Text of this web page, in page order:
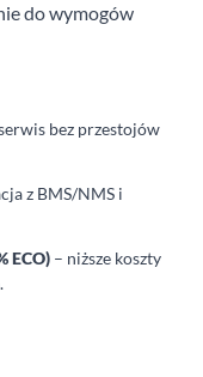
do wymogów
bez przestojów
z BMS/NMS i
ECO) – niższe koszty